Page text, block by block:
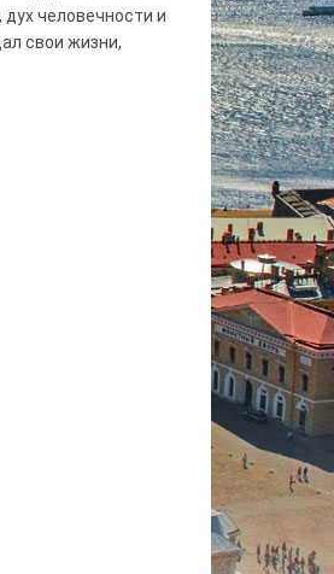
человечности и
свои жизни,